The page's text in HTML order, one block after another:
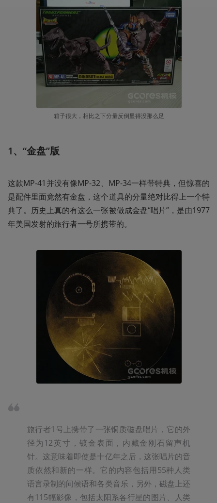
箱子很大，相比之下分量反倒显得没那么足
1、“金盘”版
这款MP-41并没有像MP-32、MP-34一样带特典，但惊喜的
是配件里面竟然有金盘，这个道具的分量绝对比得上一个特
典了。历史上真的有这么一张被做成金盘“唱片”，是由1977
年美国发射的旅行者一号所携带的。
旅行者1号上携带了一张铜质磁盘唱片，它的外
径为12英寸，镀金表面，内藏金刚石留声机
针。这意味着即使是十亿年之后，这张唱片的音
质依然和新的一样。它的内容包括用55种人类
语言录制的问候语和各类音乐，另外，磁盘上还
有115幅影像，包括太阳系各行星的图片、人类